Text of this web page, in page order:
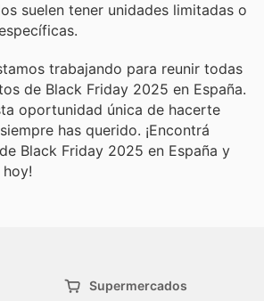
suelen tener unidades limitadas o
trabajando para reunir todas
de Black Friday 2025 en España.
oportunidad única de hacerte
has querido. ¡Encontrá
Black Friday 2025 en España y
Supermercados